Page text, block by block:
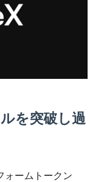
を突破し過
ォームトークン